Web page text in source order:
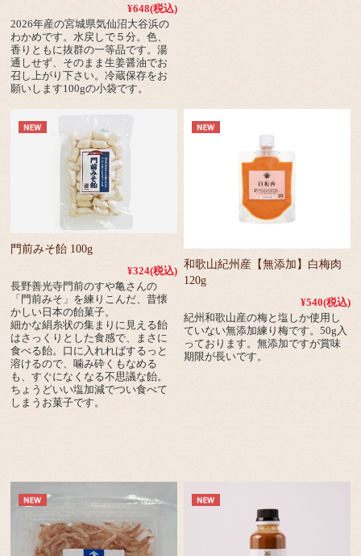
¥648(税込)
2026年産の宮城県気仙沼大谷浜の
わかめです。水戻しで５分。色、
香りともに抜群の一等品です。湯
通しせず、そのまま生姜醤油でお
召し上がり下さい。冷蔵保存をお
願いします100gの小袋です。
門前みそ飴 100g
¥324(税込)
長野善光寺門前のすや亀さんの
「門前みそ」を練りこんだ、昔懐
かしい日本の飴菓子。
細かな絹糸状の集まりに見える飴
はさっくりとした食感で、まさに
食べる飴。口に入れればするっと
溶けるので、噛み砕くもなめる
も、すぐになくなる不思議な飴。
ちょうどいい塩加減でつい食べて
しまうお菓子です。
和歌山紀州産【無添加】白梅肉
120g
¥540(税込)
紀州和歌山産の梅と塩しか使用し
ていない無添加練り梅です。50g入
っております。無添加ですが賞味
期限が長いです。